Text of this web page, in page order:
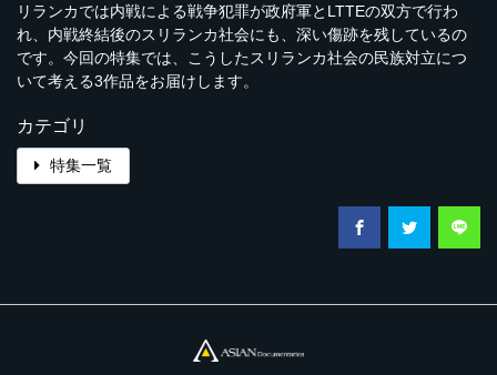
リランカでは内戦による戦争犯罪が政府軍とLTTEの双方で行わ
れ、内戦終結後のスリランカ社会にも、深い傷跡を残しているの
です。今回の特集では、こうしたスリランカ社会の民族対立につ
いて考える3作品をお届けします。
カテゴリ
特集一覧